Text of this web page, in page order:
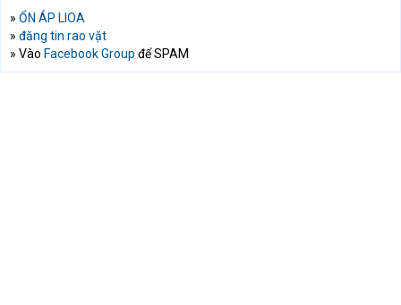
» ỔN ÁP LIOA
» đăng tin rao vặt
» Vào Facebook Group để SPAM